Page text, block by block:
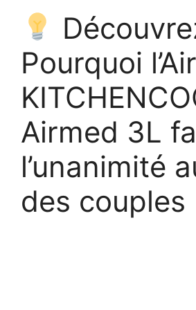
Pourquoi
Airmed 3L
l’unanimité
des couples